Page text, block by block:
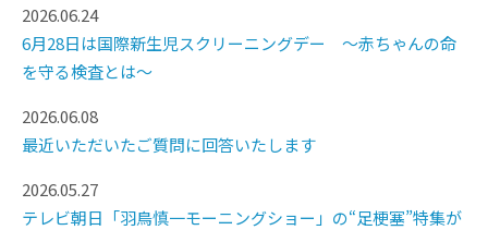
2026.06.24
6月28日は国際新生児スクリーニングデー ～赤ちゃんの命
を守る検査とは～
2026.06.08
最近いただいたご質問に回答いたします
2026.05.27
テレビ朝日「羽鳥慎一モーニングショー」の“足梗塞”特集が